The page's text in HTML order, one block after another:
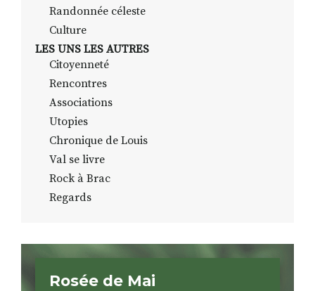
Randonnée céleste
Culture
LES UNS LES AUTRES
Citoyenneté
Rencontres
Associations
Utopies
Chronique de Louis
Val se livre
Rock à Brac
Regards
Rosée de Mai